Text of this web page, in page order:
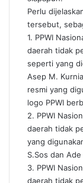
Perlu
tersebut,
1. PPWI
daerah tidak
seperti yang
Asep M.
resmi yang
logo PPWI
2. PPWI
daerah tidak
yang
S.Sos dan
3. PPWI
daerah tidak